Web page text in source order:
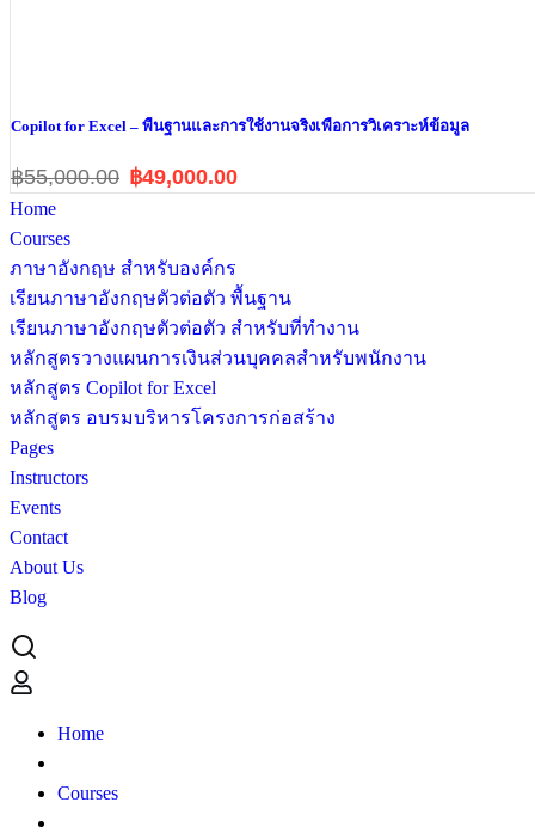
Copilot for Excel – พื้นฐานและการใช้งานจริงเพื่อการวิเคราะห์ข้อมูล
฿55,000.00 ฿49,000.00
Home
Courses
ภาษาอังกฤษ สำหรับองค์กร
เรียนภาษาอังกฤษตัวต่อตัว พื้นฐาน
เรียนภาษาอังกฤษตัวต่อตัว สำหรับที่ทำงาน
หลักสูตรวางแผนการเงินส่วนบุคคลสำหรับพนักงาน
หลักสูตร Copilot for Excel
หลักสูตร อบรมบริหารโครงการก่อสร้าง
Pages
Instructors
Events
Contact
About Us
Blog
Home
Courses